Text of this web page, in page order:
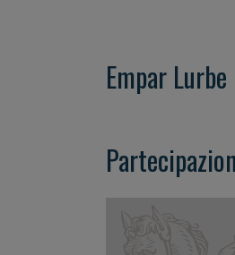
Empar Lurbe